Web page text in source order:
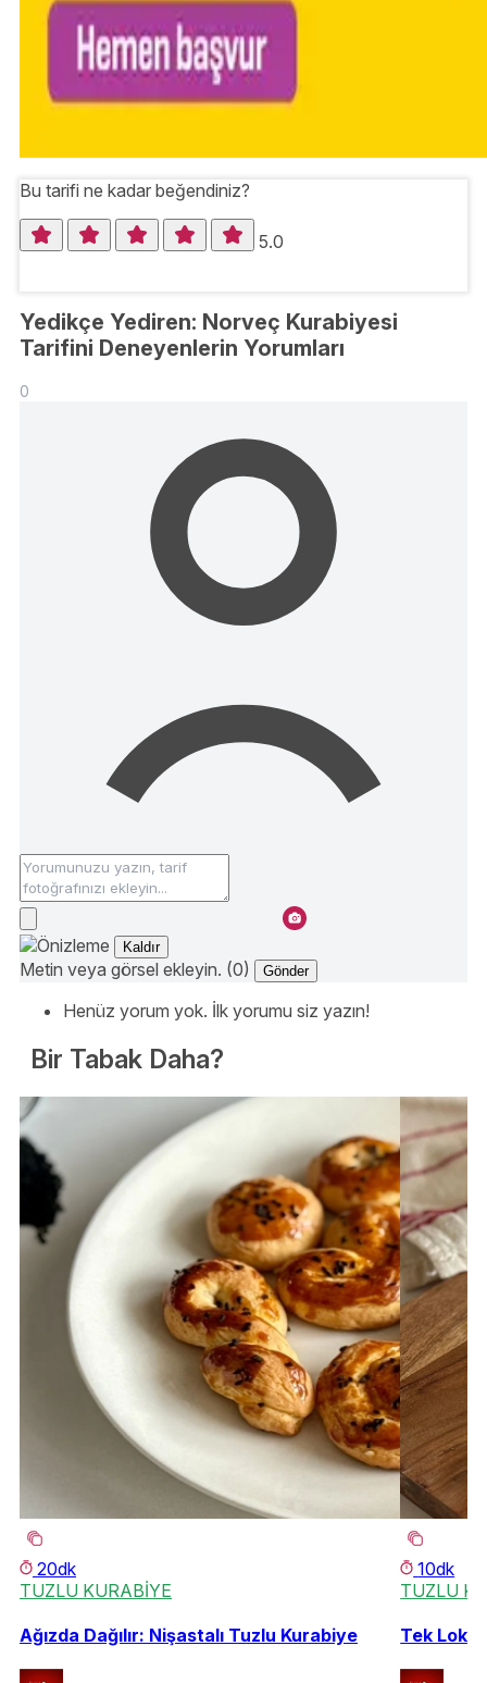
Bu tarifi ne kadar beğendiniz?
5.0
Yedikçe Yediren: Norveç Kurabiyesi
Tarifini Deneyenlerin Yorumları
0
Kaldır
Metin veya görsel ekleyin. (0) Gönder
Henüz yorum yok. İlk yorumu siz yazın!
Bir Tabak Daha?
20dk
TUZLU KURABİYE
Ağızda Dağılır: Nişastalı Tuzlu Kurabiye
10dk
TUZLU
Tek